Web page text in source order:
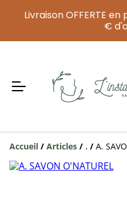
Livraison OFFERTE
€
Accueil / Articles / . / A.